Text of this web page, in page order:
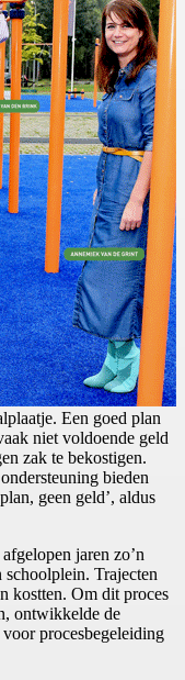
Een goed plan
niet voldoende geld
zak te bekostigen.
bieden
geen geld’, aldus
jaren zo’n
Trajecten
kostten. Om dit proces
ontwikkelde de
procesbegeleiding